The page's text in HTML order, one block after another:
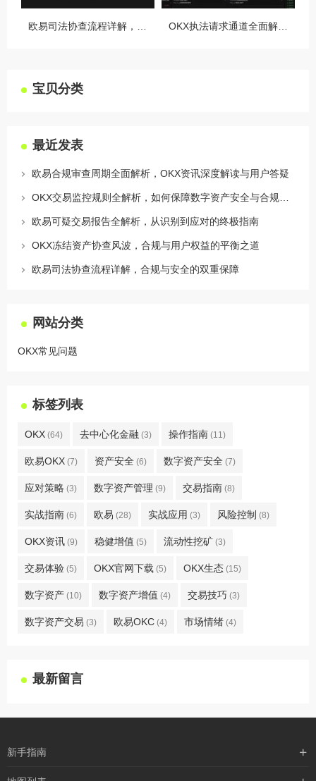
宝贝分类
最近发表
欧易合规审查周期全面解析，OKX资讯深度解读与用户答疑
欧易可疑交易报告全解析，从识别到应对的终极指南
OKX冻结资产协查风波，合规与用户权益的平衡之道
欧易司法协查流程详解，合规与安全的双重保障
网站分类
OKX常见问题
标签列表
OKX (64) 去中心化金融 (3) 操作指南 (11)
欧易OKX (7) 资产安全 (6) 数字资产安全 (7)
应对策略 (3) 数字资产管理 (9) 交易指南 (8)
实战指南 (6) 欧易 (28) 实战应用 (3) 风险控制 (8)
OKX资讯 (9) 稳健增值 (5) 流动性挖矿 (3)
交易体验 (5) OKX官网下载 (5) OKX生态 (15)
数字资产 (10) 数字资产增值 (4) 交易技巧 (3)
数字资产交易 (3) 欧易OKC (4) 市场情绪 (4)
最新留言
新手指南
购买流程